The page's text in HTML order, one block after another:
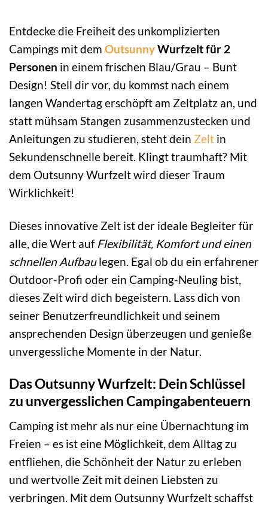
Entdecke die Freiheit des unkomplizierten
Campings mit dem OutsunnyWurfzelt für 2
Personen in einem frischen Blau/Grau – Bunt
Design! Stell dir vor, du kommst nach einem
langen Wandertag erschöpft am Zeltplatz an, und
statt mühsam Stangen zusammenzustecken und
Anleitungen zu studieren, steht dein Zelt in
Sekundenschnelle bereit. Klingt traumhaft? Mit
dem Outsunny Wurfzelt wird dieser Traum
Wirklichkeit!
Dieses innovative Zelt ist der ideale Begleiter für
alle, die Wert auf Flexibilität, Komfort und einen
schnellen Aufbaulegen. Egal ob du ein erfahrener
Outdoor-Profi oder ein Camping-Neuling bist,
dieses Zelt wird dich begeistern. Lass dich von
seiner Benutzerfreundlichkeit und seinem
ansprechenden Design überzeugen und genieße
unvergessliche Momente in der Natur.
Das Outsunny Wurfzelt: Dein Schlüssel
zu unvergesslichen Campingabenteuern
Camping ist mehr als nur eine Übernachtung im
Freien – es ist eine Möglichkeit, dem Alltag zu
entfliehen, die Schönheit der Natur zu erleben
und wertvolle Zeit mit deinen Liebsten zu
verbringen. Mit dem Outsunny Wurfzelt schaffst